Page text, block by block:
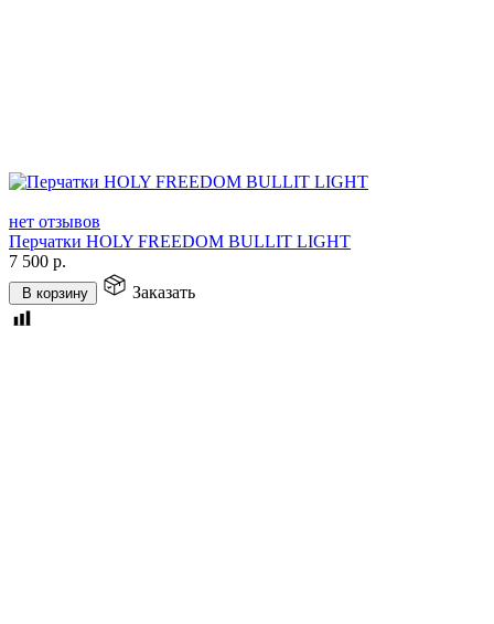
нет отзывов
Перчатки HOLY FREEDOM BULLIT LIGHT
7 500 р.
В корзину Заказать